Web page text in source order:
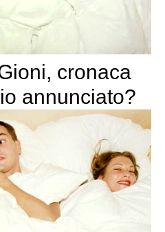
cronaca
annunciato?